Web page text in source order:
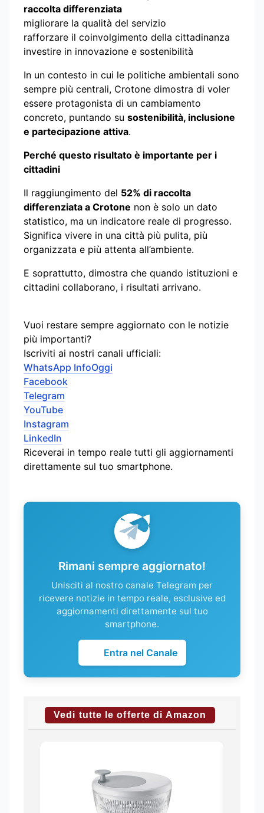
raccolta differenziata
migliorare la qualità del servizio
rafforzare il coinvolgimento della cittadinanza
investire in innovazione e sostenibilità
In un contesto in cui le politiche ambientali sono
sempre più centrali, Crotone dimostra di voler
essere protagonista di un cambiamento
concreto, puntando su sostenibilità, inclusione
e partecipazione attiva.
Perché questo risultato è importante per i
cittadini
Il raggiungimento del 52% di raccolta
differenziata a Crotone non è solo un dato
statistico, ma un indicatore reale di progresso.
Significa vivere in una città più pulita, più
organizzata e più attenta all’ambiente.
E soprattutto, dimostra che quando istituzioni e
cittadini collaborano, i risultati arrivano.
Vuoi restare sempre aggiornato con le notizie
più importanti?
Iscriviti ai nostri canali ufficiali:
WhatsApp InfoOggi
Facebook
Telegram
YouTube
Instagram
LinkedIn
Riceverai in tempo reale tutti gli aggiornamenti
direttamente sul tuo smartphone.
Rimani sempre aggiornato!
Unisciti al nostro canale Telegram per
ricevere notizie in tempo reale, esclusive ed
aggiornamenti direttamente sul tuo
smartphone.
Entra nel Canale